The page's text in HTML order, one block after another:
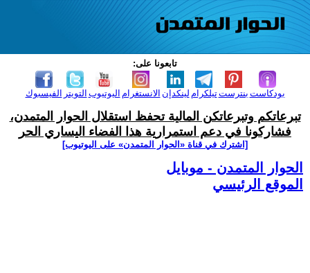
تابعونا على:
الفيسبوك التويتر اليوتيوب الانستغرام لينكدإن تيلكرامبنترست بودكاست
تبرعاتكم وتبرعاتكن المالية تحفظ استقلال الحوار المتمدن،
فشاركونا في دعم استمرارية هذا الفضاء اليساري الحر
[اشترك في قناة ‫«الحوار المتمدن» على اليوتيوب]
الحوار المتمدن - موبايل
الموقع الرئيسي